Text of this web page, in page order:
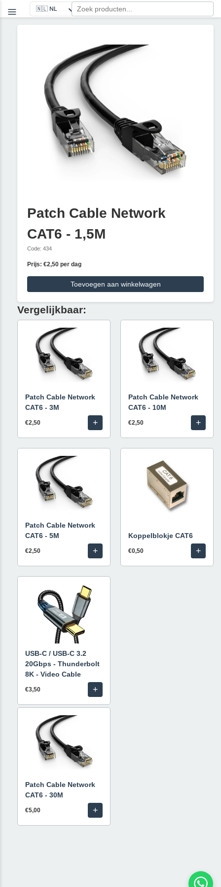
Patch Cable Network
CAT6 - 1,5M
Code: 434
Prijs: €2,50 per dag
Toevoegen aan winkelwagen
Vergelijkbaar:
Patch Cable Network
CAT6 - 3M
€2,50 +
Patch Cable Network
CAT6 - 10M
€2,50 +
Patch Cable Network
CAT6 - 5M
€2,50 +
Koppelblokje CAT6
€0,50 +
USB-C / USB-C 3.2
20Gbps - Thunderbolt
8K - Video Cable
€3,50 +
Patch Cable Network
CAT6 - 30M
€5,00 +